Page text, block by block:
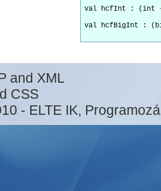
val hcfInt : (int
val hcfBigInt :
and XML
CSS
- ELTE IK,